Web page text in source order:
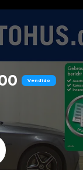
Vendido